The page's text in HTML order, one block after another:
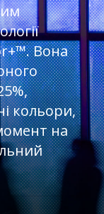
Вона
кольори,
на